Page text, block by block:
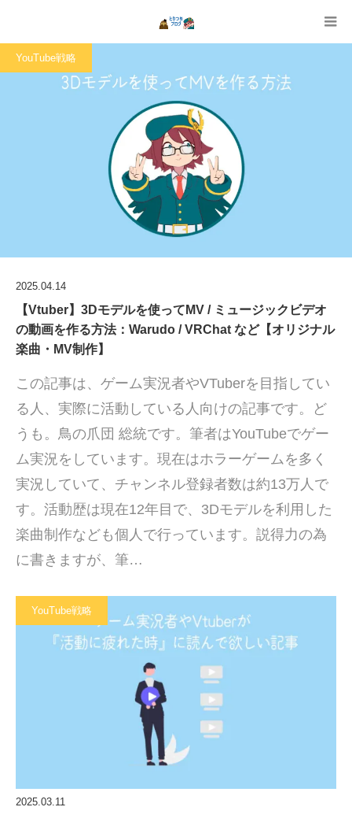
YouTube戦略
2025.04.14
【Vtuber】3Dモデルを使ってMV / ミュージックビデオ
の動画を作る方法：Warudo / VRChat など【オリジナル
楽曲・MV制作】
この記事は、ゲーム実況者やVTuberを目指してい
る人、実際に活動している人向けの記事です。ど
うも。鳥の爪団 総統です。筆者はYouTubeでゲー
ム実況をしています。現在はホラーゲームを多く
実況していて、チャンネル登録者数は約13万人で
す。活動歴は現在12年目で、3Dモデルを利用した
楽曲制作なども個人で行っています。説得力の為
に書きますが、筆…
YouTube戦略
2025.03.11